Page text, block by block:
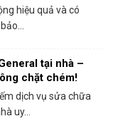
hiệu quả và có
tại nhà –
chặt chém!
dịch vụ sửa chữa
uy...